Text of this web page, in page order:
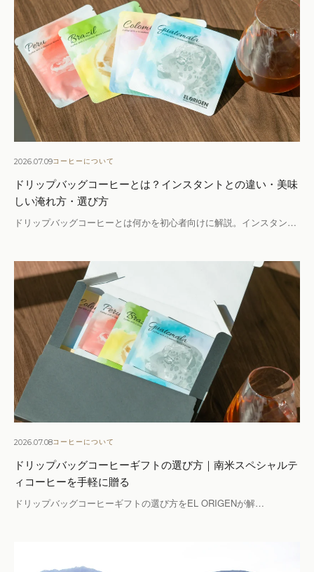
2026.07.09コーヒーについて
ドリップバッグコーヒーとは？インスタントとの違い・美味
しい淹れ方・選び方
ドリップバッグコーヒーとは何かを初心者向けに解説。インスタン…
2026.07.08コーヒーについて
ドリップバッグコーヒーギフトの選び方｜南米スペシャルテ
ィコーヒーを手軽に贈る
ドリップバッグコーヒーギフトの選び方をEL ORIGENが解…